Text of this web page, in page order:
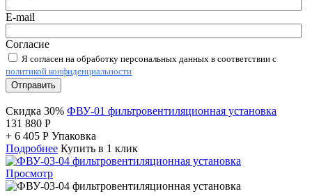
E-mail
Согласие
Я согласен на обработку персональных данных в соответствии с
политикой конфиденциальности
Отправить
Скидка 30% ФВУ-01 фильтровентиляционная установка
131 880 Р
+ 6 405 Р Упаковка
Подробнее Купить в 1 клик
Просмотр